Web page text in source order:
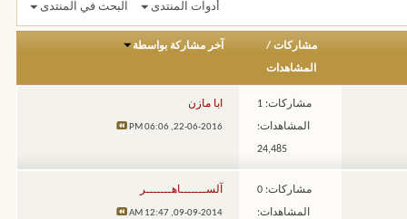
أدوات المنتدى البحث في المنتدى
مشاركات /
المشاهدات
آخر مشاركة بواسطة
مشاركات: 1
المشاهدات:
24,485
ابا مازن
22-06-2016,
06:06 PM
مشاركات: 0
المشاهدات:
آلســـــــاهـــــــر
09-09-2014,
12:47 AM